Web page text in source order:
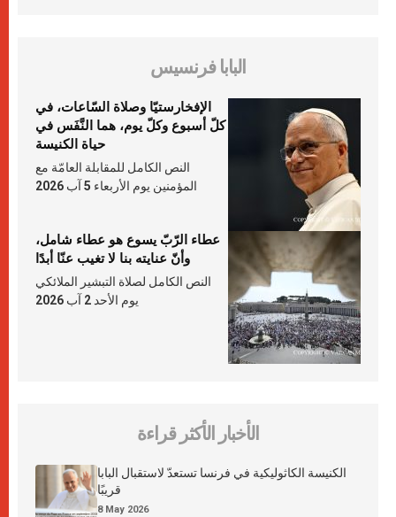
البابا فرنسيس
الإفخارستيّا وصلاة السّاعات، في
كلّ أسبوع وكلّ يوم، هما النَّفَس في
حياة الكنيسة
النص الكامل للمقابلة العامّة مع
المؤمنين يوم الأربعاء 5 آب 2026
عطاء الرّبّ يسوع هو عطاء شامل،
وأنّ عنايته بنا لا تغيب عنّا أبدًا
النص الكامل لصلاة التبشير الملائكي
يوم الأحد 2 آب 2026
الأخبار الأكثر قراءة
الكنيسة الكاثوليكية في فرنسا تستعدّ لاستقبال البابا
قريبًا
8 May 2026